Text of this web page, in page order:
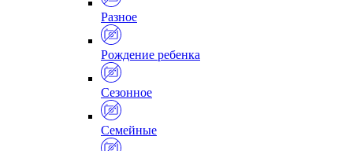
Разное
Рождение ребенка
Сезонное
Семейные